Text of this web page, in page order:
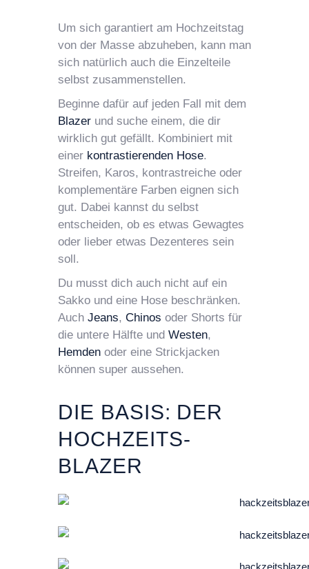
Um sich garantiert am Hochzeitstag
von der Masse abzuheben, kann man
sich natürlich auch die Einzelteile
selbst zusammenstellen.
Beginne dafür auf jeden Fall mit dem
Blazer und suche einem, die dir
wirklich gut gefällt. Kombiniert mit
einer kontrastierenden Hose.
Streifen, Karos, kontrastreiche oder
komplementäre Farben eignen sich
gut. Dabei kannst du selbst
entscheiden, ob es etwas Gewagtes
oder lieber etwas Dezenteres sein
soll.
Du musst dich auch nicht auf ein
Sakko und eine Hose beschränken.
Auch Jeans, Chinos oder Shorts für
die untere Hälfte und Westen,
Hemden oder eine Strickjacken
können super aussehen.
DIE BASIS: DER
HOCHZEITS-
BLAZER